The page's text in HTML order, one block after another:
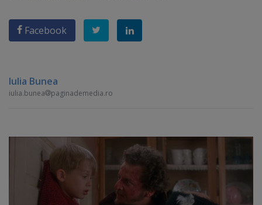
Facebook
Iulia Bunea
iulia.bunea paginademedia.ro